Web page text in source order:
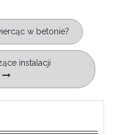
w betonie?
instalacji